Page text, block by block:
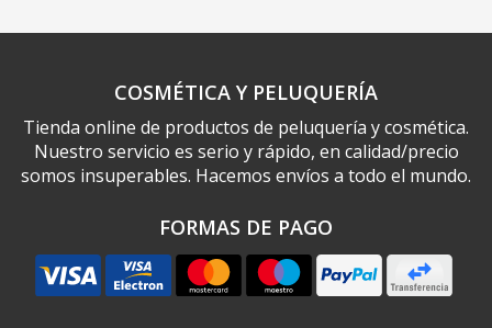
COSMÉTICA Y PELUQUERÍA
Tienda online de productos de peluquería y cosmética.
Nuestro servicio es serio y rápido, en calidad/precio
somos insuperables. Hacemos envíos a todo el mundo.
FORMAS DE PAGO